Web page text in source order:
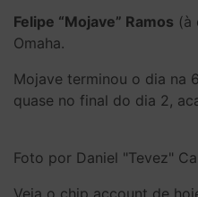
Felipe “Mojave” Ramos (à
Omaha.
Mojave terminou o dia na
quase no final do dia 2,
Foto por Daniel "Tevez"
Veja o chip account de